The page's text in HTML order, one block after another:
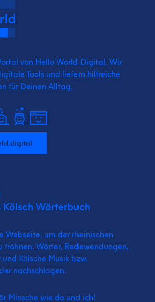
von Hello World Digital. Wir
Tools und liefern hilfreiche
für Deinen Alltag.
Kölsch Wörterbuch
Webseite, um der rheinischen
fröhnen. Wörter, Redewendungen,
Kölsche Musik bzw.
nachschlagen.
Minsche wie do und ich!